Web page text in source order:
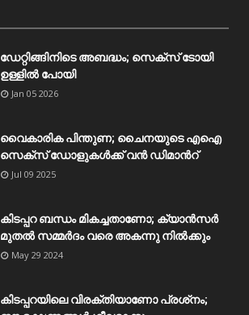
ഡേറ്റിങ്ങിനിടെ അബദ്ധം; സെക്‌സ് ടോയി
ഉള്ളിൽ പോയി
Jan 05 2026
വൈകാരിക പിന്തുണ; ചൈനയുടെ എഐ
സെക്‌സ് ഡോളുകൾക്ക് വൻ ഡിമാന്‍റ്
Jul 09 2025
കിടപ്പറ ബന്ധം മികച്ചതാണോ; ക്യാൻസർ
മുതൽ സമ്മർദം വരെ അകന്നു നിൽക്കും
May 29 2024
കിടപ്പറയിലെ വിരക്തിയാണോ പ്രശ്‌നം;